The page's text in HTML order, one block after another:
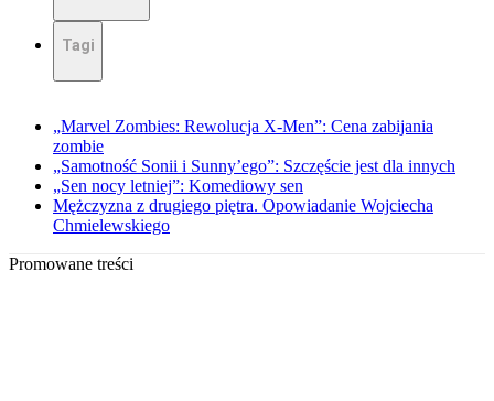
Tagi
„Marvel Zombies: Rewolucja X-Men”: Cena zabijania
zombie
„Samotność Sonii i Sunny’ego”: Szczęście jest dla innych
„Sen nocy letniej”: Komediowy sen
Mężczyzna z drugiego piętra. Opowiadanie Wojciecha
Chmielewskiego
Promowane treści